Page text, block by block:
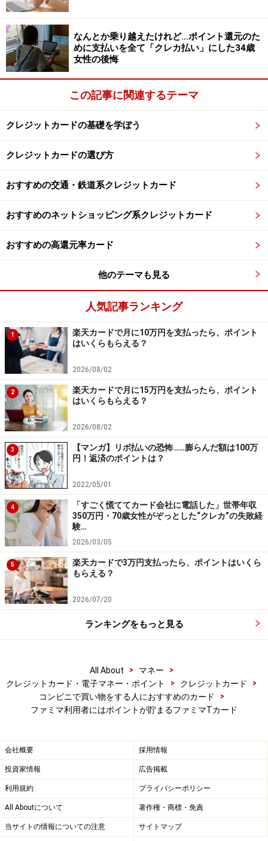
なんとか乗り越えたけれど…ポイント還元のた
めに支払いを全て「クレカ払い」にした34歳
女性の後悔
この記事に関連するテーマ
クレジットカードの基礎を学ぼう
クレジットカードの選び方
おすすめの交通・鉄道系クレジットカード
おすすめのネットショッピング系クレジットカード
おすすめの高還元率カード
他のテーマも見る
人気記事ランキング
1
楽天カードで月に10万円を支払ったら、ポイント
はいくらもらえる？
2026/08/02
2
楽天カードで月に15万円を支払ったら、ポイント
はいくらもらえる？
2026/08/02
3
【マンガ】リボ払いの恐怖……膨らんだ額は100万
円！返済のポイントは？
2022/05/01
4
「すごく慌ててカード会社に電話した」世帯年収
350万円・70歳女性がぞっとした“クレカ”の失敗経
験…
2026/03/05
5
楽天カードで3万円支払ったら、ポイントはいくら
もらえる？
2026/07/20
ランキングをもっと見る
All About > マネー
>
クレジットカード・電子マネー・ポイント
> クレジットカード
>
コンビニで買い物をする人におすすめのカード
>
ファミマ利用者にはポイントが貯まるファミマTカード
会社概要 採用情報
投資家情報 広告掲載
利用規約 プライバシーポリシー
All Aboutについて 著作権・商標・免責
当サイトの情報についての注意 サイトマップ